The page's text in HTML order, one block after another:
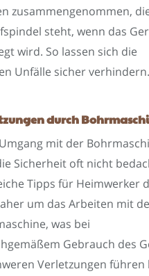
zusammengenommen,
steht, wenn das
wird. So lassen sich die
Unfälle sicher verhindern.
durch
mit der
Sicherheit oft nicht
Tipps für Heimwerker
um das Arbeiten mit
was bei
Gebrauch des
Verletzungen führen